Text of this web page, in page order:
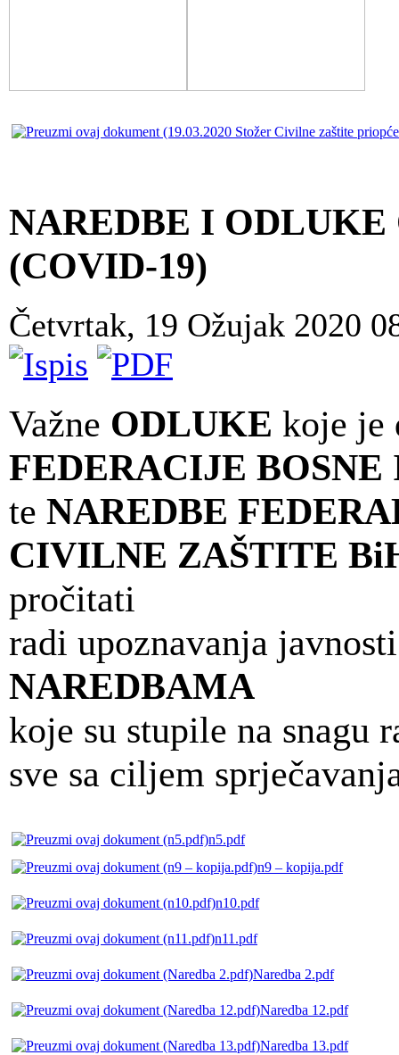
NAREDBE I ODLUKE
(COVID-19)
Četvrtak, 19 Ožujak 2020
Važne ODLUKE koje je
FEDERACIJE
te NAREDBE
CIVILNE ZAŠTITE
pročitati
radi upoznavanja
NAREDBAMA
koje su stupile na snagu
sve sa ciljem
n5.pdf
n9 – kopija.pdf
n10.pdf
n11.pdf
Naredba 2.pdf
Naredba 12.pdf
Naredba 13.pdf